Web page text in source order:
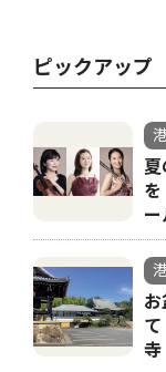
ピックアップ
ー
寺